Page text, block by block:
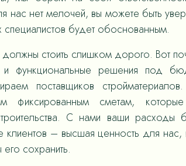
нас нет мелочей, вы можете быть
будет обоснованным.
стоить слишком дорого. Вот
функциональные решения под
поставщиков
фиксированным сметам,
С нами ваши расходы
– высшая ценность для
сохранить.